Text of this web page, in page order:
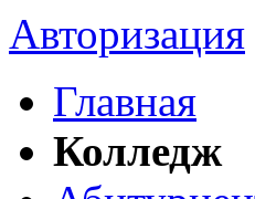
Авторизация
Главная
Колледж